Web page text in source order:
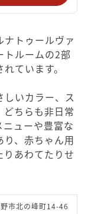
ナトゥールヴァ
トルームの2部
ています。
いカラー、ス
ちらも非日常
ューや豊富な
、赤ちゃん用
あわてたりせ
市北の峰町14-46